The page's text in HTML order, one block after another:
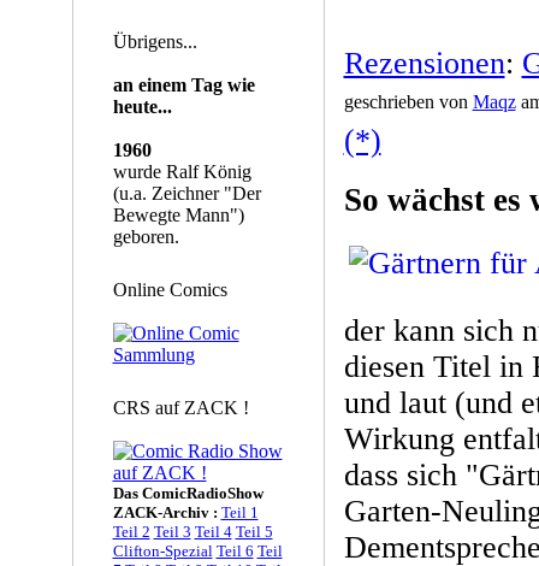
Übrigens...
an einem Tag wie
heute...
1960
wurde Ralf König
(u.a. Zeichner "Der
Bewegte Mann")
geboren.
Online Comics
CRS auf ZACK !
Das ComicRadioShow
ZACK-Archiv : Teil 1
Teil 2 Teil 3 Teil 4 Teil 5
Clifton-Spezial Teil 6 Teil
Rezensionen:
geschrieben von Maqz
(*)
So wächst es
der kann sich
diesen Titel in
und laut (und
Wirkung
dass sich
Garten-